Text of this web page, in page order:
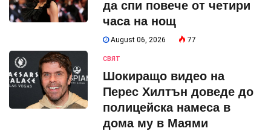
да спи повече от четири
часа на нощ
August 06, 2026 77
СВЯТ
Шокиращо видео на
Перес Хилтън доведе до
полицейска намеса в
дома му в Маями